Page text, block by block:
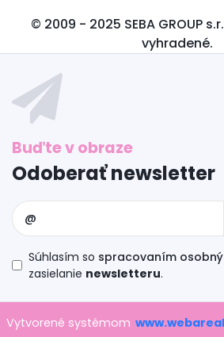
© 2009 - 2025 SEBA GROUP
vyhradené.
Odoberať newsletter
Súhlasím so spracovaním
zasielanie newsletteru.
Vytvorené systémom